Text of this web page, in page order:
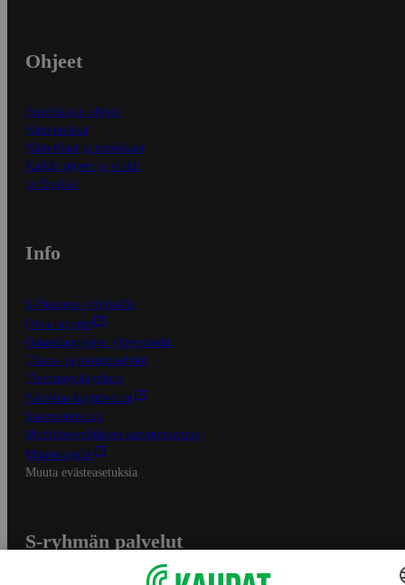
Ohjeet
Ensitilaajan ohjeet
Näin maksat
Näin tilaat ja muokkaat
Kaikki ohjeet ja vinkit
In English
Info
S-Business yrityksille
Oiva-raportit
Osuuskauppojen yhteystiedot
Tilaus- ja toimitusehdot
Tietosuojakäytäntö
Palvelun käyttöehdot
Saavutettavuus
Mobiilisovelluksen saavutettavuus
Mainostajalle
Muuta evästeasetuksia
S-ryhmän palvelut